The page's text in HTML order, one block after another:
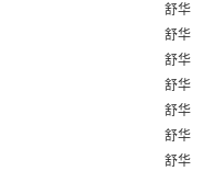
舒华
舒华
舒华
舒华
舒华
舒华
舒华